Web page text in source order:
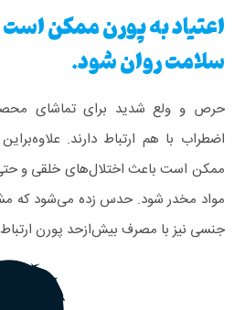
اعتیاد به پورن ممکن
سلامت روان شود.
حرص و ولع شدید برای تماشای
اضطراب با هم ارتباط دارند.
ممکن است باعث اختلال‌های خلقی و
مواد مخدر شود. حدس زده می‌شود که
جنسی نیز با مصرف بیش‌ازحد پورن